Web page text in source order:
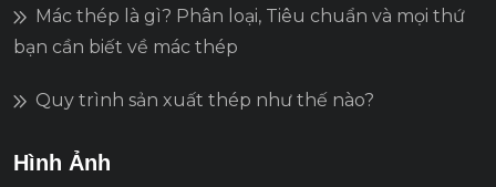
Mác thép là gì? Phân loại, Tiêu chuẩn và mọi thứ
bạn cần biết về mác thép
Quy trình sản xuất thép như thế nào?
Hình Ảnh